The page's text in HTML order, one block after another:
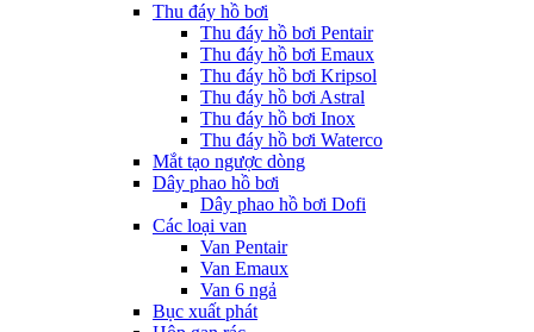
Thu đáy hồ bơi
Thu đáy hồ bơi Pentair
Thu đáy hồ bơi Emaux
Thu đáy hồ bơi Kripsol
Thu đáy hồ bơi Astral
Thu đáy hồ bơi Inox
Thu đáy hồ bơi Waterco
Mắt tạo ngược dòng
Dây phao hồ bơi
Dây phao hồ bơi Dofi
Các loại van
Van Pentair
Van Emaux
Van 6 ngả
Bục xuất phát